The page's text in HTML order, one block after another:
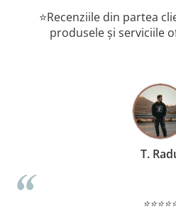
deosebit în fiecare zi. Adaugă în coș
selectează nuanța ideală din
de eleganța discretă a marochinăriei
Grosime structurală redusă la
straturile duble de piele inutile
subțire profil posibil din gamă.
Tăieturi geometrice curate:
cardului vizibilă pentru
Aderență interioară nativă:
chiar dacă portofelul este întors
⭐Recenziile din partea
produsele și serviciile
T.
⭐⭐⭐⭐⭐